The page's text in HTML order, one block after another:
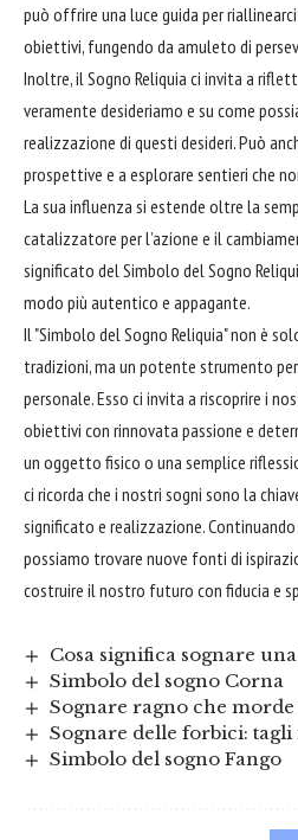
può offrire una luce guida per
obiettivi, fungendo da amuleto di
Inoltre, il Sogno Reliquia ci invita a
veramente desideriamo e su come
realizzazione di questi desideri. Può
prospettive e a esplorare sentieri che
La sua influenza si estende oltre la
catalizzatore per l’azione e il
significato del Simbolo del Sogno
modo più autentico e appagante.
Il "Simbolo del Sogno Reliquia" non è
tradizioni, ma un potente strumento
personale. Esso ci invita a riscoprire i
obiettivi con rinnovata passione e
un oggetto fisico o una semplice
ci ricorda che i nostri sogni sono la
significato e realizzazione.
possiamo trovare nuove fonti di
costruire il nostro futuro con fiducia e
Cosa significa sognare
Simbolo del sogno Corna
Sognare ragno che
Sognare delle forbici: tagli
Simbolo del sogno Fango